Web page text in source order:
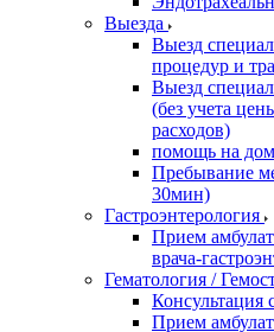
Выезда
Выезд
процедур и
Выезд
(без учета
расходов)
помощь на
Пребывание
30мин)
Гастроэнтерология
Прием
врача-
Гематология /
Консультация
Прием